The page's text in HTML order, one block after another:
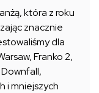
która z roku
znacznie
dla
Franko 2,
i mniejszych